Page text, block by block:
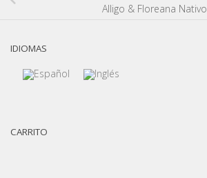
Alligo & Floreana Nativo
IDIOMAS
CARRITO